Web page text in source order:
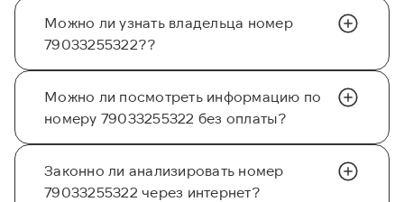
Можно ли узнать владельца номер
79033255322??
Можно ли посмотреть информацию по
номеру 79033255322 без оплаты?
Законно ли анализировать номер
79033255322 через интернет?